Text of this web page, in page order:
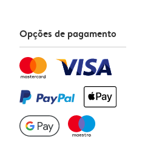
Opções de pagamento